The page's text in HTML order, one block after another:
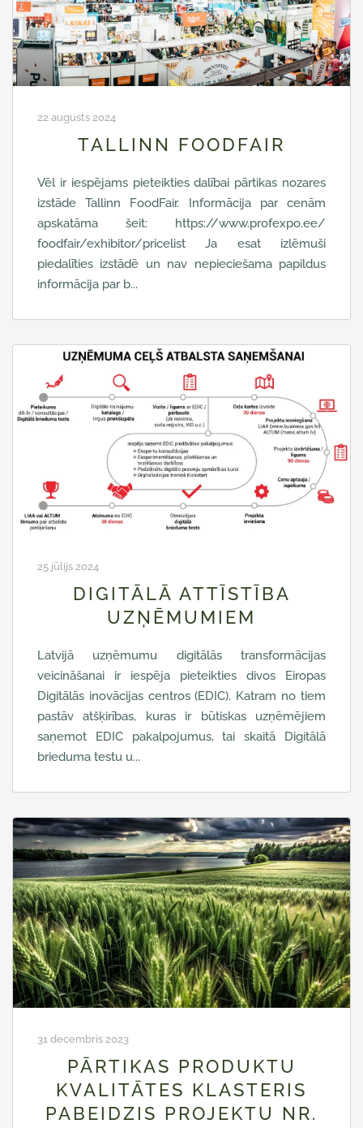
22 augusts 2024
TALLINN FOODFAIR
Vēl ir iespējams pieteikties dalībai pārtikas nozares
izstāde Tallinn FoodFair. Informācija par cenām
apskatāma šeit: https://www.profexpo.ee/
foodfair/exhibitor/pricelist Ja esat izlēmuši
piedalīties izstādē un nav nepieciešama papildus
informācija par b...
25 jūlijs 2024
DIGITĀLĀ ATTĪSTĪBA
UZŅĒMUMIEM
Latvijā uzņēmumu digitālās transformācijas
veicināšanai ir iespēja pieteikties divos Eiropas
Digitālās inovācijas centros (EDIC). Katram no tiem
pastāv atšķirības, kuras ir būtiskas uzņēmējiem
saņemot EDIC pakalpojumus, tai skaitā Digitālā
brieduma testu u...
31 decembris 2023
PĀRTIKAS PRODUKTU
KVALITĀTES KLASTERIS
PABEIDZIS PROJEKTU NR.